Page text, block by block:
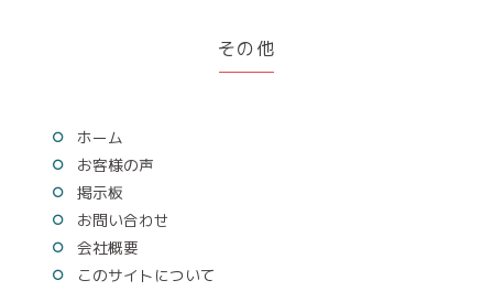
その他
ホーム
お客様の声
掲示板
お問い合わせ
会社概要
このサイトについて